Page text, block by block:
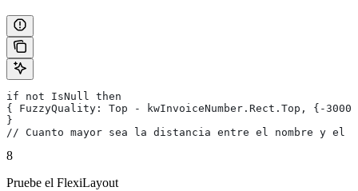
if not IsNull then
{ FuzzyQuality: Top - kwInvoiceNumber.Rect.Top, {-
}
// Cuanto mayor sea la distancia entre el nombre y el
8
Pruebe el FlexiLayout